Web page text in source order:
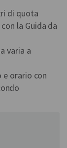
di quota
la Guida da
varia a
e orario con